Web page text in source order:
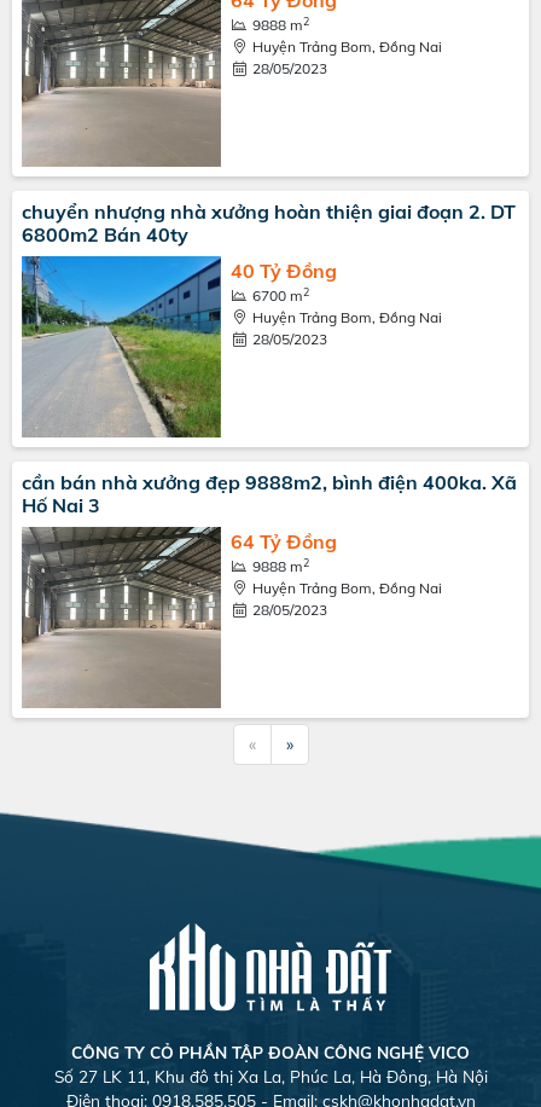
9888 m2
Huyện Trảng Bom, Đồng Nai
28/05/2023
chuyển nhượng nhà xưởng hoàn thiện giai đoạn 2. DT
6800m2 Bán 40ty
40 Tỷ Đồng
6700 m2
Huyện Trảng Bom, Đồng Nai
28/05/2023
cần bán nhà xưởng đẹp 9888m2, bình điện 400ka. Xã
Hố Nai 3
64 Tỷ Đồng
9888 m2
Huyện Trảng Bom, Đồng Nai
28/05/2023
« »
CÔNG TY CỎ PHẦN TẬP ĐOÀN CÔNG NGHỆ VICO
Số 27 LK 11, Khu đô thị Xa La, Phúc La, Hà Đông, Hà Nội
Điện thoại: 0918.585.505 - Email: cskh@khonhadat.vn